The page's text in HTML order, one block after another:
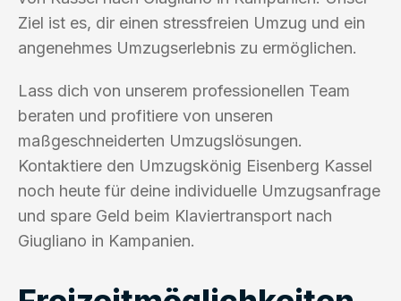
Ziel ist es, dir einen stressfreien Umzug und ein
angenehmes Umzugserlebnis zu ermöglichen.
Lass dich von unserem professionellen Team
beraten und profitiere von unseren
maßgeschneiderten Umzugslösungen.
Kontaktiere den Umzugskönig Eisenberg Kassel
noch heute für deine individuelle Umzugsanfrage
und spare Geld beim Klaviertransport nach
Giugliano in Kampanien.